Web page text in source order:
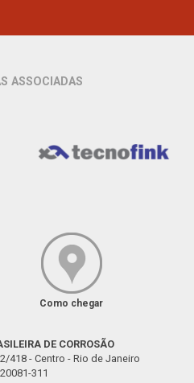
ASSOCIADAS
Como chegar
DE CORROSÃO
418 - Centro - Rio de Janeiro
311